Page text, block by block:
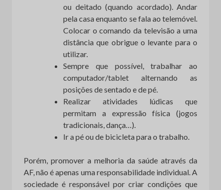
ou deitado (quando acordado). Andar
pela casa enquanto se fala ao telemóvel.
Colocar o comando da televisão a uma
distância que obrigue o levante para o
utilizar.
Sempre que possível, trabalhar ao
computador/tablet alternando as
posições de sentado e de pé.
Realizar atividades lúdicas que
permitam a expressão física (jogos
tradicionais, dança…).
Ir a pé ou de bicicleta para o trabalho.
Porém, promover a melhoria da saúde através da
AF, não é apenas uma responsabilidade individual. A
sociedade é responsável por criar condições que